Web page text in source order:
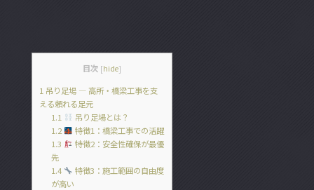
目次 [hide]
1 吊り足場 ― 高所・橋梁工事を支
える頼れる足元
1.1
吊り足場とは？
1.2
特徴1：橋梁工事での活躍
1.3
特徴2：安全性確保が最優
先
1.4
特徴3：施工範囲の自由度
が高い